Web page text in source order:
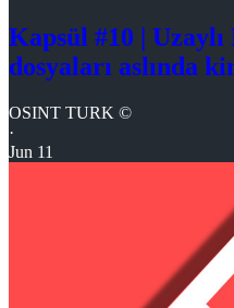
Kapsül #10 |
dosyaları aslında
OSINT TURK ©
·
Jun 11